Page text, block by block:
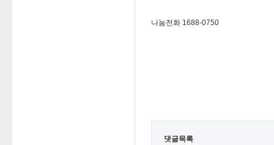
나눔전화 1688-0750
댓글목록